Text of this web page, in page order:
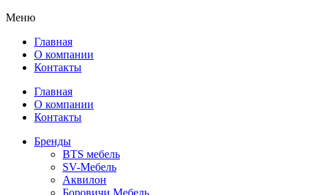
Меню
Главная
О компании
Контакты
Главная
О компании
Контакты
Бренды
BTS мебель
SV-Мебель
Аквилон
Боровичи Мебель